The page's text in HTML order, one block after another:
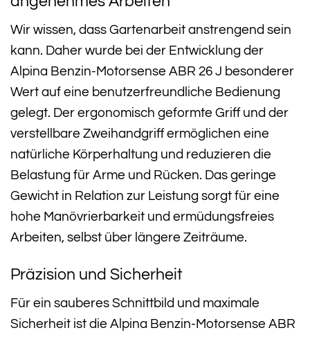
Wir wissen, dass Gartenarbeit anstrengend sein
kann. Daher wurde bei der Entwicklung der
Alpina Benzin-Motorsense ABR 26 J besonderer
Wert auf eine benutzerfreundliche Bedienung
gelegt. Der ergonomisch geformte Griff und der
verstellbare Zweihandgriff ermöglichen eine
natürliche Körperhaltung und reduzieren die
Belastung für Arme und Rücken. Das geringe
Gewicht in Relation zur Leistung sorgt für eine
hohe Manövrierbarkeit und ermüdungsfreies
Arbeiten, selbst über längere Zeiträume.
Präzision und Sicherheit
Für ein sauberes Schnittbild und maximale
Sicherheit ist die Alpina Benzin-Motorsense ABR